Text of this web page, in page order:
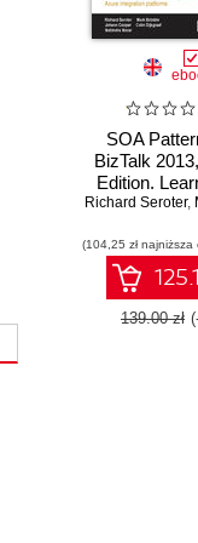
SOA
BizTalk
Edition.
create and
Microsoft
stack using
Server 2013
Integration
Richard Seroter,
(104,25 zł
139.00 zł